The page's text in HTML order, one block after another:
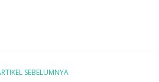
SEBELUMNYA